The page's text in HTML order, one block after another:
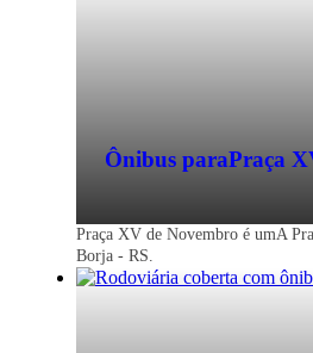
Ônibus paraPraça
Praça XV de Novembro é umA
Borja - RS.